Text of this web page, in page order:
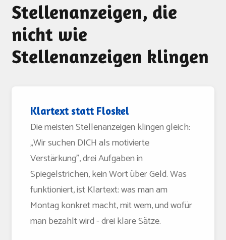
Stellenanzeigen, die
nicht wie
Stellenanzeigen klingen
Klartext statt Floskel
Die meisten Stellenanzeigen klingen gleich:
„Wir suchen DICH als motivierte
Verstärkung", drei Aufgaben in
Spiegelstrichen, kein Wort über Geld. Was
funktioniert, ist Klartext: was man am
Montag konkret macht, mit wem, und wofür
man bezahlt wird - drei klare Sätze.